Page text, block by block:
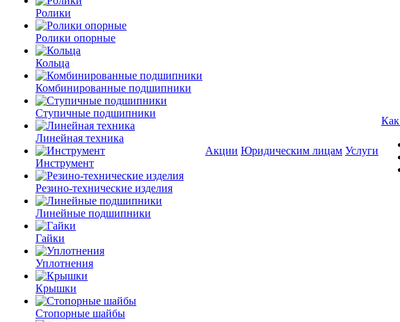
Ролики
Ролики опорные
Кольца
Комбинированные подшипники
Ступичные подшипники
Линейная техника
Инструмент
Резино-технические изделия
Линейные подшипники
Гайки
Уплотнения
Крышки
Стопорные шайбы
Акции Юридическим лицам Услуги